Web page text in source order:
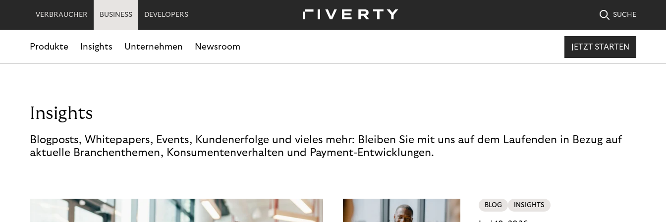
VERBRAUCHER BUSINESS DEVELOPERS SUCHE
Produkte Insights Unternehmen Newsroom JETZT STARTEN
Insights
Blogposts, Whitepapers, Events, Kundenerfolge und vieles mehr: Bleiben Sie mit uns auf dem Laufenden in Bezug auf
aktuelle Branchenthemen, Konsumentenverhalten und Payment-Entwicklungen.
BLOG INSIGHTS